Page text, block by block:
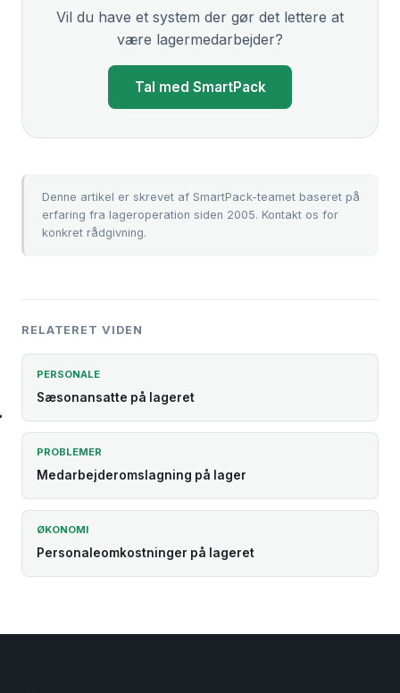
Vil du have et system der gør det lettere at
være lagermedarbejder?
Tal med SmartPack
Denne artikel er skrevet af SmartPack-teamet baseret på
erfaring fra lageroperation siden 2005. Kontakt os for
konkret rådgivning.
RELATERET VIDEN
PERSONALE
Sæsonansatte på lageret
PROBLEMER
Medarbejderomslagning på lager
ØKONOMI
Personaleomkostninger på lageret